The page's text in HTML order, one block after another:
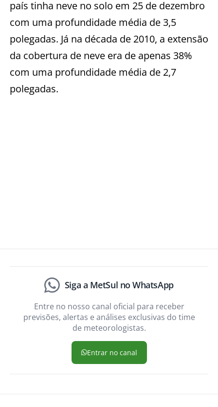
país tinha neve no solo em 25 de dezembro
com uma profundidade média de 3,5
polegadas. Já na década de 2010, a extensão
da cobertura de neve era de apenas 38%
com uma profundidade média de 2,7
polegadas.
Siga a MetSul no WhatsApp
Entre no nosso canal oficial para receber
previsões, alertas e análises exclusivas do time
de meteorologistas.
Entrar no canal